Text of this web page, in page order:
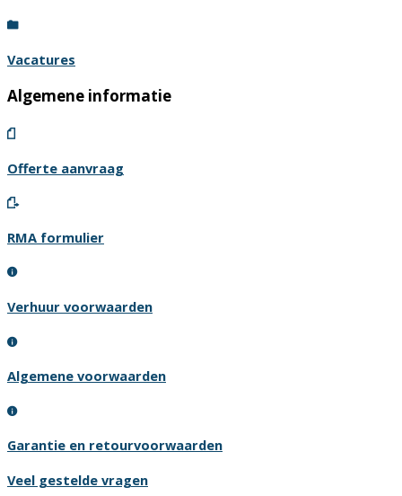
Vacatures
Algemene informatie
Offerte aanvraag
RMA formulier
Verhuur voorwaarden
Algemene voorwaarden
Garantie en retourvoorwaarden
Veel gestelde vragen